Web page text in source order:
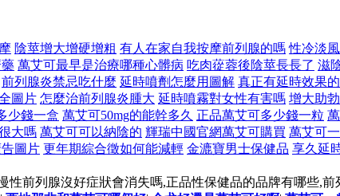
陰莖增大增硬增粗 有人在家自我按摩前列腺的嗎 性冷淡
萬艾可最早是治療哪種心髒病 吃肉蓯蓉後陰莖長長了 滋
前列腺炎禁忌吃什麼 延時噴劑怎麼用圖解 真正有延時效果
圖片 怎麼治前列腺炎腫大 延時噴霧對女性有害嗎 增大助
少錢一盒 萬艾可50mg的能幹多久 正品萬艾可多少錢一粒
大嗎 萬艾可可以納陰的 輝瑞中國官網萬艾可購買 萬艾可
圖片 更年期綜合徵如何能減輕 金漉寶男士保健品 享久延
性前列腺沒好症狀會消失嗎,正品性保健品的品牌有哪些,